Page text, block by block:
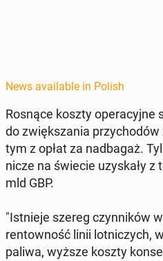
News available in Polish
Rosnące koszty op­er­a­cyjne
do zwięk­sza­nia przy­chodów
tym z opłat za nad­ba­gaż.
nicze na świecie uzyskały z
mld GBP.
"Ist­nieje szereg czyn­ników
ren­towność linii lot­niczych,
paliwa, wyższe koszty